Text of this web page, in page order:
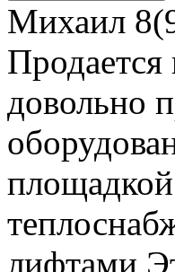
Михаил
Продается
довольно
площадкой
лифтами